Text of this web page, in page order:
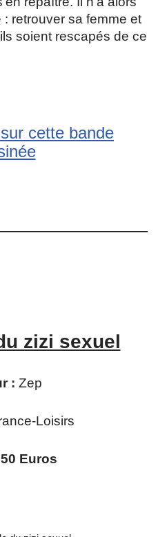
: retrouver sa femme et
soient rescapés de ce
cette bande
zizi sexuel
: Zep
Loisirs
Euros